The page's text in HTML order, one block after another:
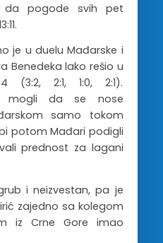
da pogode svih pet
je u duelu Mađarske i
Benedeka lako rešio u
(3:2, 2:1, 1:0, 2:1).
mogli da se nose
samo tokom
potom Mađari podigli
prednost za lagani
i neizvestan, pa je
zajedno sa kolegom
iz Crne Gore imao